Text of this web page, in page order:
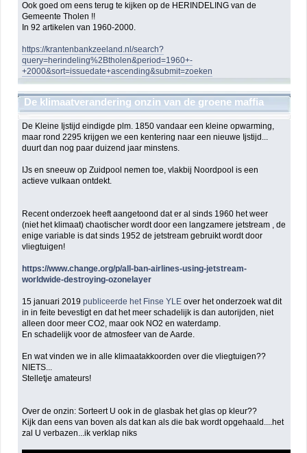
Ook goed om eens terug te kijken op de HERINDELING van de
Gemeente Tholen !!
In 92 artikelen van 1960-2000.
https://krantenbankzeeland.nl/search?
query=herindeling%2Btholen&period=1960+-
+2000&sort=issuedate+ascending&submit=zoeken
De klimaatverandering onzin van de groene maffia
(NGO) en geldbeluste politici
De Kleine Ijstijd eindigde plm. 1850 vandaar een kleine opwarming,
maar rond 2295 krijgen we een kentering naar een nieuwe Ijstijd...
duurt dan nog paar duizend jaar minstens.
IJs en sneeuw op Zuidpool nemen toe, vlakbij Noordpool is een
actieve vulkaan ontdekt.
Recent onderzoek heeft aangetoond dat er al sinds 1960 het weer
(niet het klimaat) chaotischer wordt door een langzamere jetstream , de
enige variable is dat sinds 1952 de jetstream gebruikt wordt door
vliegtuigen!
https://www.change.org/p/all-ban-airlines-using-jetstream-
worldwide-destroying-ozonelayer
15 januari 2019publiceerde het Finse YLEover het onderzoek wat dit
in in feite bevestigt en dat het meer schadelijk is dan autorijden, niet
alleen door meer CO2, maar ook NO2 en waterdamp.
En schadelijk voor de atmosfeer van de Aarde.
En wat vinden we in alle klimaatakkoorden over die vliegtuigen??
NIETS...
Stelletje amateurs!
Over de onzin: Sorteert U ook in de glasbak het glas op kleur??
Kijk dan eens van boven als dat kan als die bak wordt opgehaald....het
zal U verbazen...ik verklap niks